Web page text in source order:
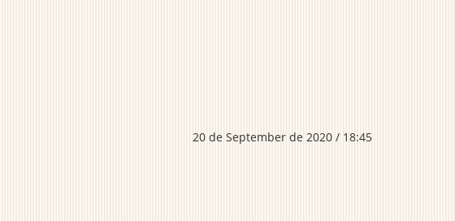
20 de September de 2020 / 18:45